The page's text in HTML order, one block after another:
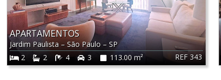
REF 343
APARTAMENTOS
Jardim Paulista–São Paulo –SP
2
2 4 3 113.00 m²